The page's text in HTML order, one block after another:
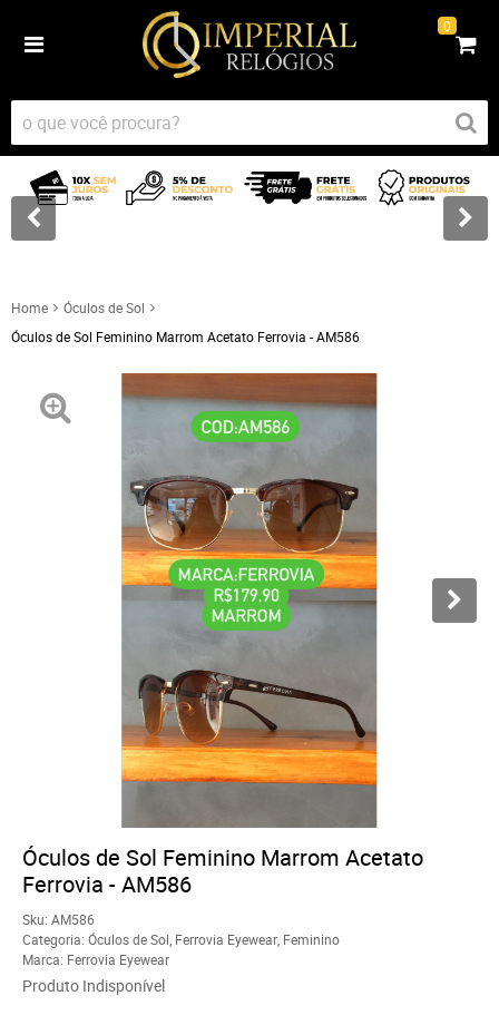
0
Home
Óculos de Sol
Óculos de Sol Feminino Marrom Acetato Ferrovia - AM586
Óculos de Sol Feminino Marrom Acetato
Ferrovia - AM586
Sku: AM586
Categoria: Óculos de Sol Ferrovia Eyewear Feminino
Marca: Ferrovia Eyewear
Produto Indisponível